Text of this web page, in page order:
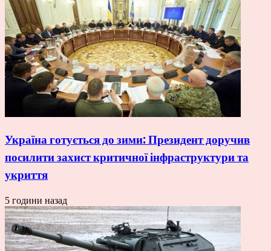
Україна готується до зими: Президент доручив
посилити захист критичної інфраструктури та
укриття
5 години назад